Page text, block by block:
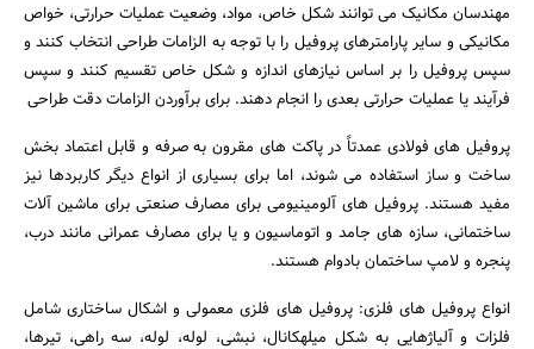
مهندسان مکانیک می توانند شکل خاص، مواد، وضعیت عملیات حرارتی، خواص
مکانیکی و سایر پارامترهای پروفیل را با توجه به الزامات طراحی انتخاب کنند و
سپس پروفیل را بر اساس نیازهای اندازه و شکل خاص تقسیم کنند و سپس
فرآیند یا عملیات حرارتی بعدی را انجام دهند. برای برآوردن الزامات دقت طراحی
پروفیل های فولادی عمدتاً در پاکت های مقرون به صرفه و قابل اعتماد بخش
ساخت و ساز استفاده می شوند، اما برای بسیاری از انواع دیگر کاربردها نیز
مفید هستند. پروفیل های آلومینیومی برای مصارف صنعتی برای ماشین آلات
ساختمانی، سازه های جامد و اتوماسیون و یا برای مصارف عمرانی مانند درب،
پنجره و لامپ ساختمان بادوام هستند.
انواع پروفیل های فلزی: پروفیل های فلزی معمولی و اشکال ساختاری شامل
فلزات و آلیاژهایی به شکل میلهکانال، نبشی، لوله، لوله، سه راهی، تیرها،